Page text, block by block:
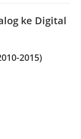
ke Digital
2015)